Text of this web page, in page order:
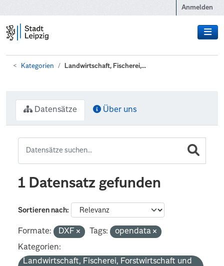
Anmelden
Kategorien Landwirtschaft, Fischerei,...
Datensätze Über uns
1 Datensatz gefunden
Sortieren nach
Formate: DXF Tags:
opendata
Kategorien:
Landwirtschaft, Fischerei, Forstwirtschaft und